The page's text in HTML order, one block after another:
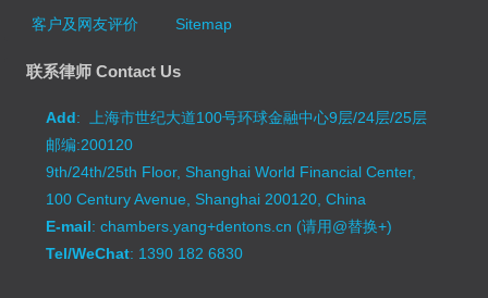
客户及网友评价
Sitemap
联系律师 Contact Us
Add: 上海市世纪大道100号环球金融中心9层/24层/25层
邮编:200120
9th/24th/25th Floor, Shanghai World Financial Center,
100 Century Avenue, Shanghai 200120, China
E-mail: chambers.yang+dentons.cn (请用@替换+)
Tel/WeChat: 1390 182 6830